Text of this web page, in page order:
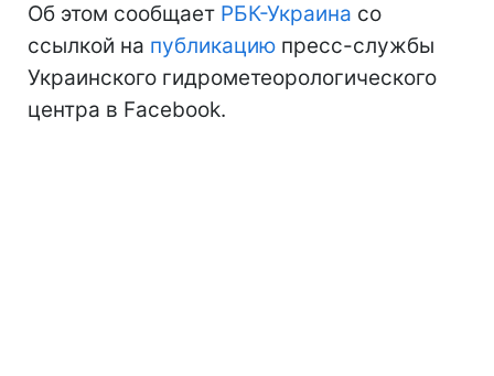
Об этом сообщает РБК-Украина со
ссылкой на публикацию пресс-службы
Украинского гидрометеорологического
центра в Facebook.